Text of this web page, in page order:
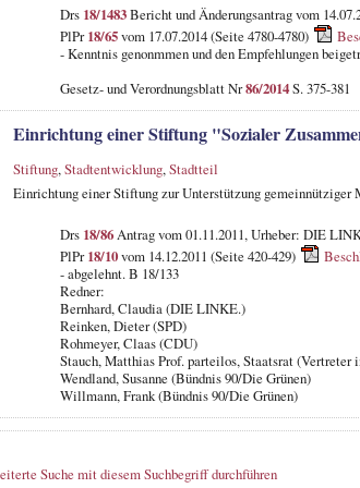
Drs 18/1483Bericht und Änderungsantrag vom
PlPr18/65vom 17.07.2014 (Seite 4780-4780)
- Kenntnis genonmmen und den Empfehlungen
Gesetz- und Verordnungsblatt Nr86/2014S. 375-381
Einrichtung einer Stiftung "Sozialer
Stiftung,Stadtentwicklung,Stadtteil
Einrichtung einer Stiftung zur Unterstützung
Drs 18/86Antrag vom 01.11.2011, Urheber: DIE
PlPr18/10vom 14.12.2011 (Seite 420-429)
- abgelehnt. B 18/133
Redner:
Bernhard, Claudia (DIE LINKE.)
Reinken, Dieter (SPD)
Rohmeyer, Claas (CDU)
Stauch, Matthias Prof. parteilos, Staatsrat (Vertreter
Wendland, Susanne (Bündnis 90/Die Grünen)
Willmann, Frank (Bündnis 90/Die Grünen)
Suche mit diesem Suchbegriff durchführen